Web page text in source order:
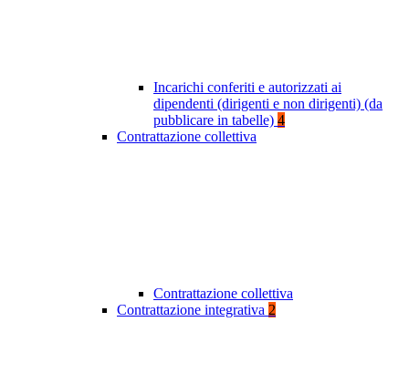
Incarichi conferiti e autorizzati ai
dipendenti (dirigenti e non dirigenti) (da
pubblicare in tabelle) 4
Contrattazione collettiva
Contrattazione collettiva
Contrattazione integrativa 2